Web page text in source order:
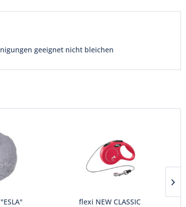
geeignet nicht bleichen
flexi NEW CLASSIC